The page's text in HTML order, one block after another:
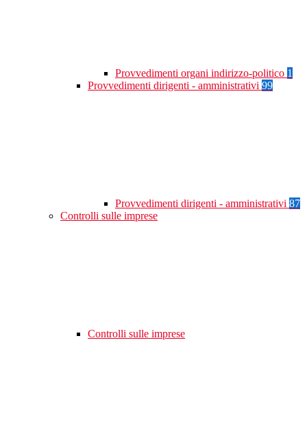
Provvedimenti organi indirizzo-politico 1
Provvedimenti dirigenti - amministrativi 99
Provvedimenti dirigenti - amministrativi 87
Controlli sulle imprese
Controlli sulle imprese